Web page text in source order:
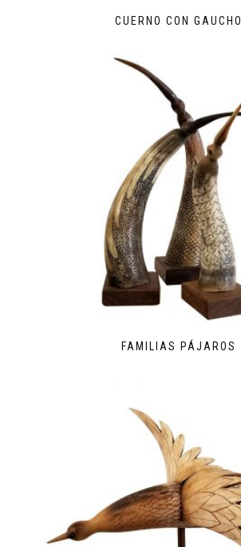
CUERNO CON GAUCHO
FAMILIAS PÁJAROS